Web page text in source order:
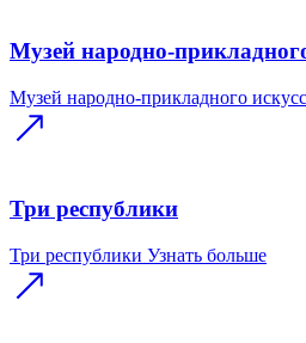
Музей народно-
Музей народно-прикладного
Три республики
Три республики Узнать больше